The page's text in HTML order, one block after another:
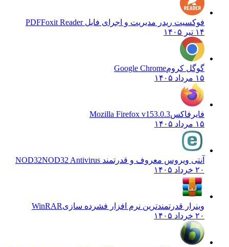
فوکسیت ریدر مدیریت و اجرای فایل PDFFoxit Reader
۱۴ تیر ۱۴۰۵
گوگل کرومGoogle Chrome
۱۵ مرداد ۱۴۰۵
فایرفاکسMozilla Firefox v153.0.3
۱۵ مرداد ۱۴۰۵
آنتی ویروس معروف و قدرتمند NOD32 NOD32 Antivirus
۲۰ خرداد ۱۴۰۵
وینرار قدرتمندترین نرم افزار فشرده سازیWinRAR
۲۰ خرداد ۱۴۰۵